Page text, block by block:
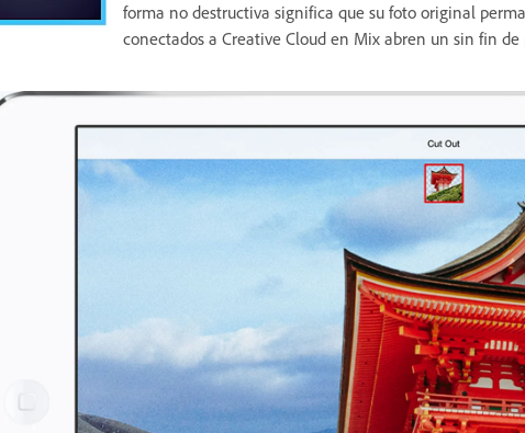
forma no destructiva significa que su foto original
conectados a Creative Cloud en Mix abren un sin fin de